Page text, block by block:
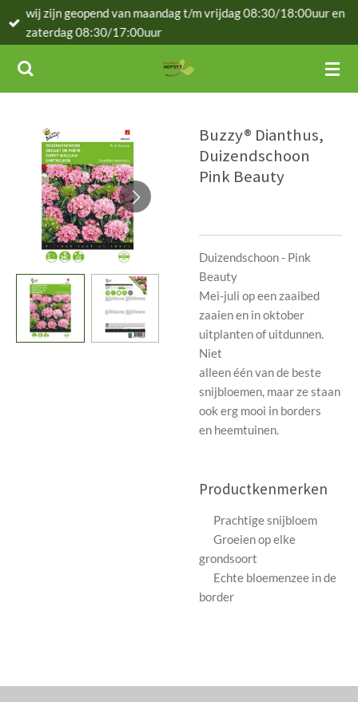
Ga
direct
de
hoofdinhoud
wij zijn geopend van maandag t/m vrijdag 08:30/18:00uur en
zaterdag 08:30/17:00uur
Buzzy® Dianthus,
Duizendschoon
Pink Beauty
Duizendschoon - Pink
Beauty
Mei-juli op een zaaibed
zaaien en in oktober
uitplanten of uitdunnen.
Niet
alleen één van de beste
snijbloemen, maar ze staan
ook erg mooi in borders
en heemtuinen.
Productkenmerken
Prachtige snijbloem
Groeien op elke
grondsoort
Echte bloemenzee in de
border